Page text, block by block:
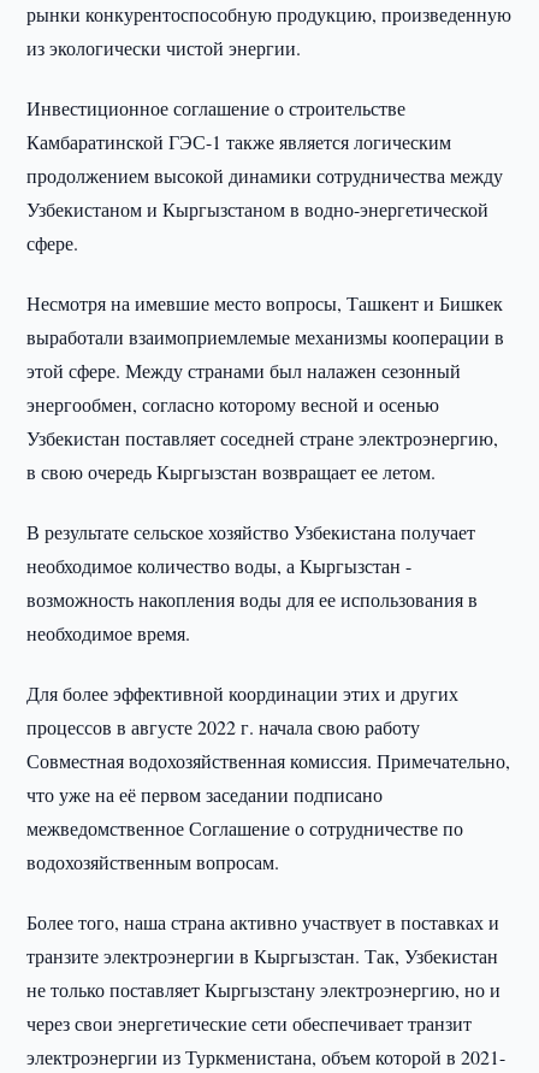
рынки конкурентоспособную продукцию, произведенную
из экологически чистой энергии.
Инвестиционное соглашение о строительстве
Камбаратинской ГЭС-1 также является логическим
продолжением высокой динамики сотрудничества между
Узбекистаном и Кыргызстаном в водно-энергетической
сфере.
Несмотря на имевшие место вопросы, Ташкент и Бишкек
выработали взаимоприемлемые механизмы кооперации в
этой сфере. Между странами был налажен сезонный
энергообмен, согласно которому весной и осенью
Узбекистан поставляет соседней стране электроэнергию,
в свою очередь Кыргызстан возвращает ее летом.
В результате сельское хозяйство Узбекистана получает
необходимое количество воды, а Кыргызстан -
возможность накопления воды для ее использования в
необходимое время.
Для более эффективной координации этих и других
процессов в августе 2022 г. начала свою работу
Совместная водохозяйственная комиссия. Примечательно,
что уже на её первом заседании подписано
межведомственное Соглашение о сотрудничестве по
водохозяйственным вопросам.
Более того, наша страна активно участвует в поставках и
транзите электроэнергии в Кыргызстан. Так, Узбекистан
не только поставляет Кыргызстану электроэнергию, но и
через свои энергетические сети обеспечивает транзит
электроэнергии из Туркменистана, объем которой в 2021-